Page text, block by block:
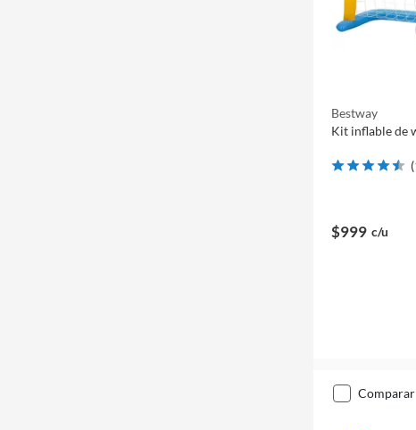
Bestway
Kit inflable de
(
$999 c/u
comparar